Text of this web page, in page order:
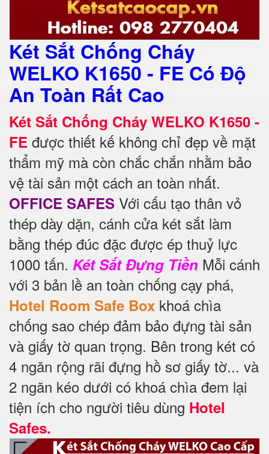
Két Sắt Chống Cháy
WELKO K1650 - FE Có Độ
An Toàn Rất Cao
Két Sắt Chống Cháy WELKO K1650 -
FE được thiết kế không chỉ đẹp về mặt
thẩm mỹ mà còn chắc chắn nhằm bảo
vệ tài sản một cách an toàn nhất.
OFFICE SAFES Với cấu tạo thân vỏ
thép dày dặn, cánh cửa két sắt làm
bằng thép đúc đặc được ép thuỷ lực
1000 tấn. Két Sắt Đựng Tiền Mỗi cánh
với 3 bản lề an toàn chống cạy phá,
Hotel Room Safe Box khoá chìa
chống sao chép đảm bảo đựng tài sản
và giấy tờ quan trọng. Bên trong két có
4 ngăn rộng rãi đựng hồ sơ giấy tờ... và
2 ngăn kéo dưới có khoá chìa đem lại
tiện ích cho người tiêu dùng Hotel
Safes.